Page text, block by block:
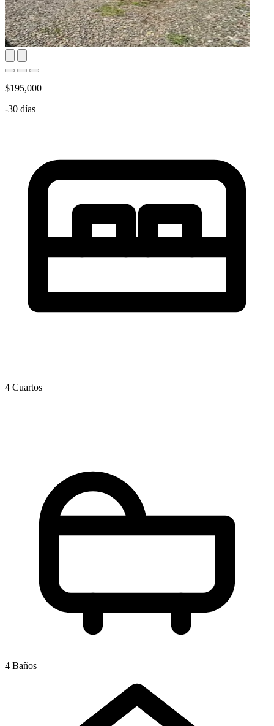
$195,000
-30 días
4 Cuartos
4 Baños